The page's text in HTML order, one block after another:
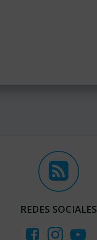
REDES SOCIALES